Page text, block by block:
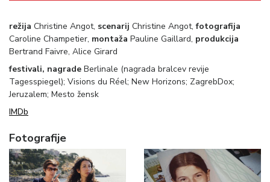
režija Christine Angot, scenarij Christine Angot,fotografija
Caroline Champetier, montaža Pauline Gaillard, produkcija
Bertrand Faivre, Alice Girard
festivali, nagrade Berlinale (nagrada bralcev revije
Tagesspiegel); Visions du Réel; New Horizons; ZagrebDox;
Jeruzalem; Mesto žensk
IMDb
Fotografije